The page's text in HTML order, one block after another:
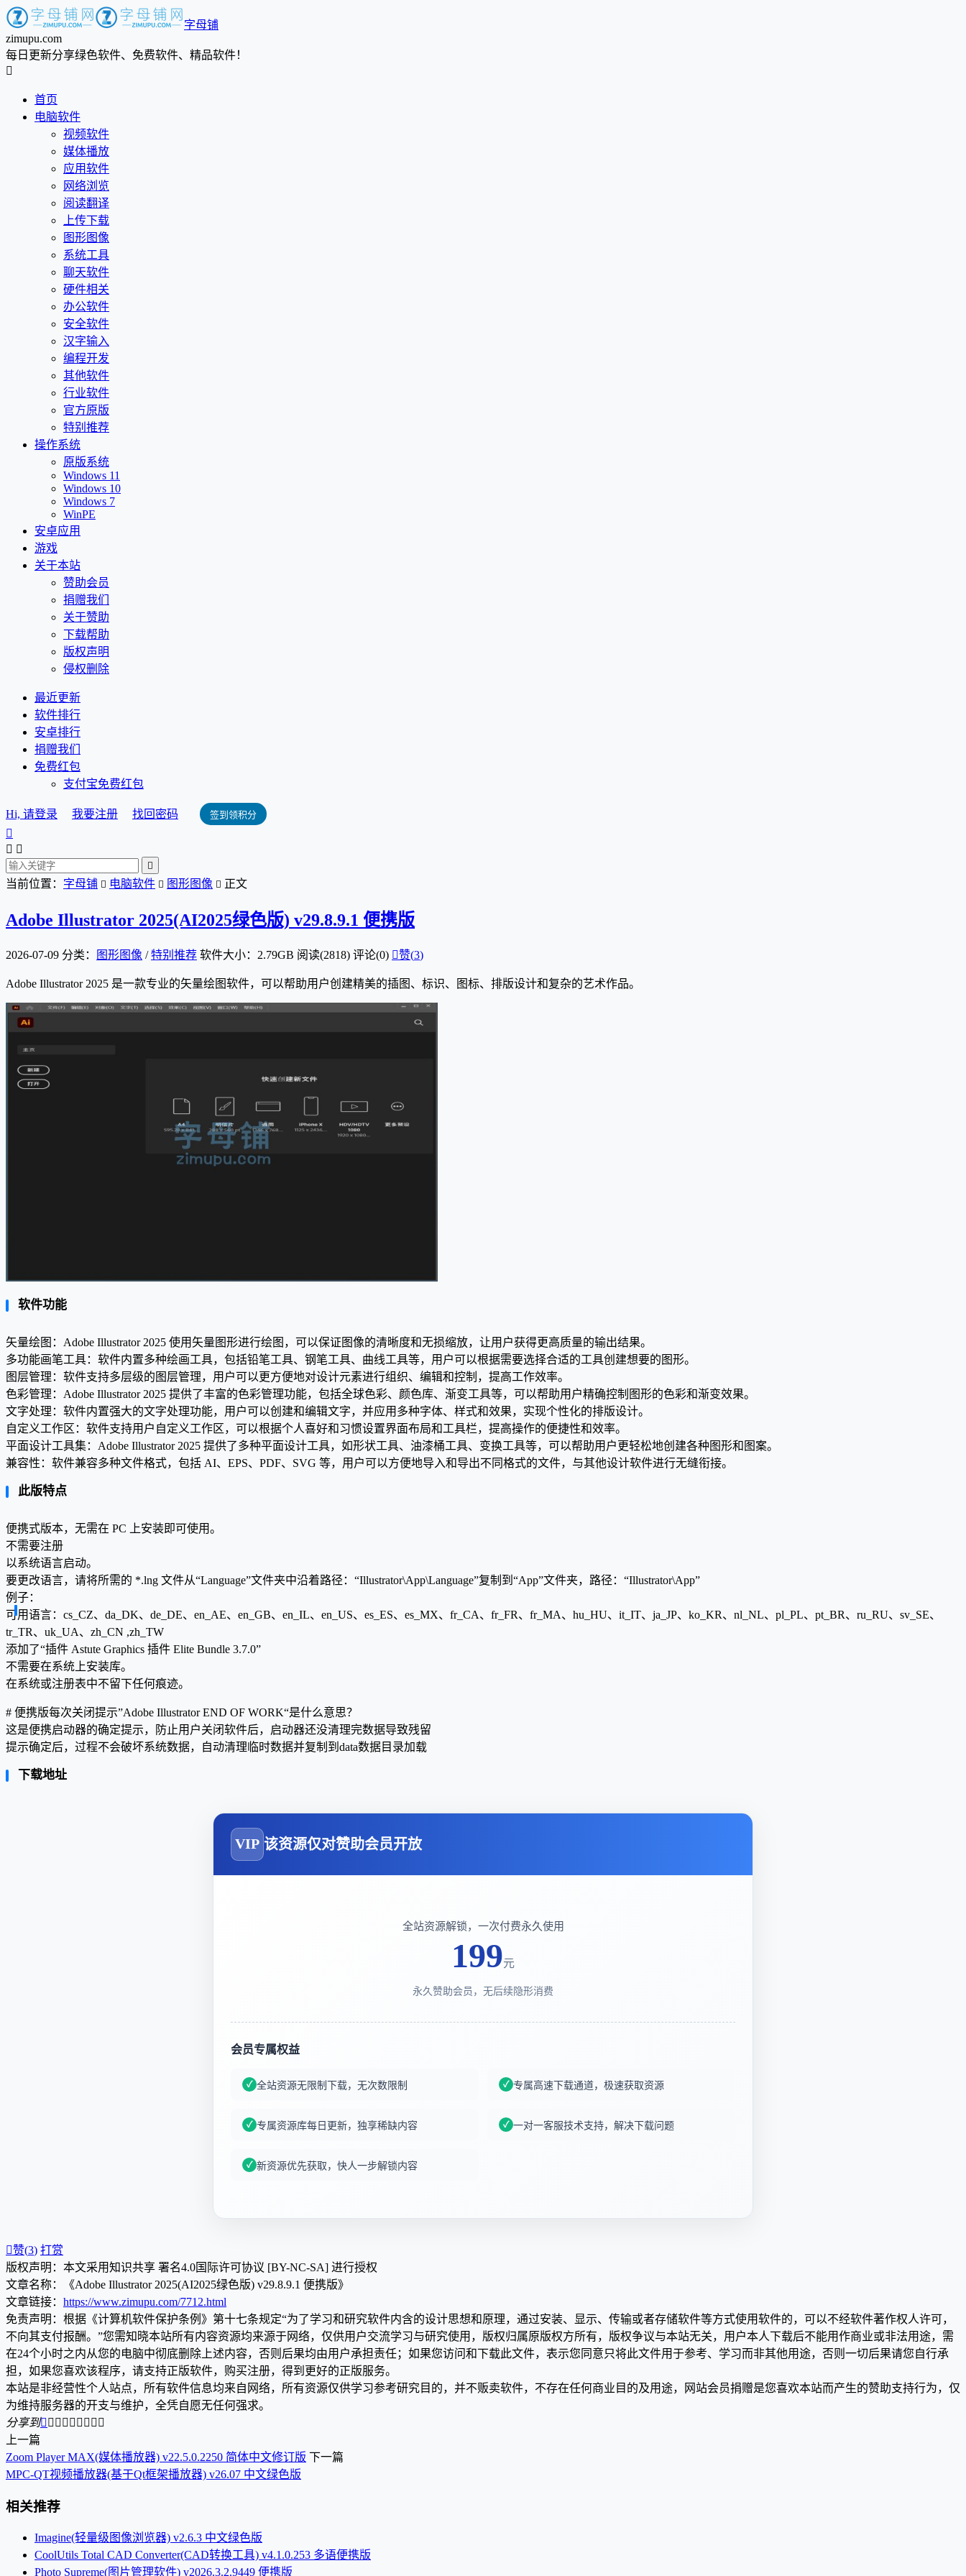
字母铺
zimupu.com
每日更新分享绿色软件、免费软件、精品软件！

首页
电脑软件
视频软件
媒体播放
应用软件
网络浏览
阅读翻译
上传下载
图形图像
系统工具
聊天软件
硬件相关
办公软件
安全软件
汉字输入
编程开发
其他软件
行业软件
官方原版
特别推荐
操作系统
原版系统
Windows 11
Windows 10
Windows 7
WinPE
安卓应用
游戏
关于本站
赞助会员
捐赠我们
关于赞助
下载帮助
版权声明
侵权删除
最近更新
软件排行
安卓排行
捐赠我们
免费红包
支付宝免费红包
Hi, 请登录 我要注册 找回密码 签到领积分

 

当前位置： 字母铺  电脑软件  图形图像  正文
Adobe Illustrator 2025(AI2025绿色版) v29.8.9.1 便携版
2026-07-09 分类： 图形图像 /特别推荐 软件大小：2.79GB 阅读(2818) 评论(0) 赞(3)
Adobe Illustrator 2025 是一款专业的矢量绘图软件，可以帮助用户创建精美的插图、标识、图标、排版设计和复杂的艺术作品。
软件功能
矢量绘图：Adobe Illustrator 2025 使用矢量图形进行绘图，可以保证图像的清晰度和无损缩放，让用户获得更高质量的输出结果。
多功能画笔工具：软件内置多种绘画工具，包括铅笔工具、钢笔工具、曲线工具等，用户可以根据需要选择合适的工具创建想要的图形。
图层管理：软件支持多层级的图层管理，用户可以更方便地对设计元素进行组织、编辑和控制，提高工作效率。
色彩管理：Adobe Illustrator 2025 提供了丰富的色彩管理功能，包括全球色彩、颜色库、渐变工具等，可以帮助用户精确控制图形的色彩和渐变效果。
文字处理：软件内置强大的文字处理功能，用户可以创建和编辑文字，并应用多种字体、样式和效果，实现个性化的排版设计。
自定义工作区：软件支持用户自定义工作区，可以根据个人喜好和习惯设置界面布局和工具栏，提高操作的便捷性和效率。
平面设计工具集：Adobe Illustrator 2025 提供了多种平面设计工具，如形状工具、油漆桶工具、变换工具等，可以帮助用户更轻松地创建各种图形和图案。
兼容性：软件兼容多种文件格式，包括 AI、EPS、PDF、SVG 等，用户可以方便地导入和导出不同格式的文件，与其他设计软件进行无缝衔接。
此版特点
便携式版本，无需在 PC 上安装即可使用。
不需要注册
以系统语言启动。
要更改语言，请将所需的 *.lng 文件从“Language”文件夹中沿着路径：“Illustrator\App\Language”复制到“App”文件夹，路径：“Illustrator\App”
例子：
可用语言：cs_CZ、da_DK、de_DE、en_AE、en_GB、en_IL、en_US、es_ES、es_MX、fr_CA、fr_FR、fr_MA、hu_HU、it_IT、ja_JP、ko_KR、nl_NL、pl_PL、pt_BR、ru_RU、sv_SE、
tr_TR、uk_UA、zh_CN ,zh_TW
添加了“插件 Astute Graphics 插件 Elite Bundle 3.7.0”
不需要在系统上安装库。
在系统或注册表中不留下任何痕迹。
# 便携版每次关闭提示”Adobe Illustrator END OF WORK“是什么意思？
这是便携启动器的确定提示，防止用户关闭软件后，启动器还没清理完数据导致残留
提示确定后，过程不会破坏系统数据，自动清理临时数据并复制到data数据目录加载
下载地址
VIP 该资源仅对赞助会员开放
全站资源解锁，一次付费永久使用
199元
永久赞助会员，无后续隐形消费
会员专属权益
全站资源无限制下载，无次数限制 专属高速下载通道，极速获取资源
专属资源库每日更新，独享稀缺内容 一对一客服技术支持，解决下载问题
新资源优先获取，快人一步解锁内容
赞(3) 打赏
版权声明：本文采用知识共享 署名4.0国际许可协议 [BY-NC-SA] 进行授权
文章名称：《Adobe Illustrator 2025(AI2025绿色版) v29.8.9.1 便携版》
文章链接： https://www.zimupu.com/7712.html
免责声明：根据《计算机软件保护条例》第十七条规定“为了学习和研究软件内含的设计思想和原理，通过安装、显示、传输或者存储软件等方式使用软件的，可以不经软件著作权人许可，
不向其支付报酬。”您需知晓本站所有内容资源均来源于网络，仅供用户交流学习与研究使用，版权归属原版权方所有，版权争议与本站无关，用户本人下载后不能用作商业或非法用途，需
在24个小时之内从您的电脑中彻底删除上述内容，否则后果均由用户承担责任；如果您访问和下载此文件，表示您同意只将此文件用于参考、学习而非其他用途，否则一切后果请您自行承
担，如果您喜欢该程序，请支持正版软件，购买注册，得到更好的正版服务。
本站是非经营性个人站点，所有软件信息均来自网络，所有资源仅供学习参考研究目的，并不贩卖软件，不存在任何商业目的及用途，网站会员捐赠是您喜欢本站而产生的赞助支持行为，仅
为维持服务器的开支与维护，全凭自愿无任何强求。
分享到        
上一篇
Zoom Player MAX(媒体播放器) v22.5.0.2250 简体中文修订版 下一篇
MPC-QT视频播放器(基于Qt框架播放器) v26.07 中文绿色版
相关推荐
Imagine(轻量级图像浏览器) v2.6.3 中文绿色版
CoolUtils Total CAD Converter(CAD转换工具) v4.1.0.253 多语便携版
Photo Supreme(图片管理软件) v2026.3.2.9449 便携版